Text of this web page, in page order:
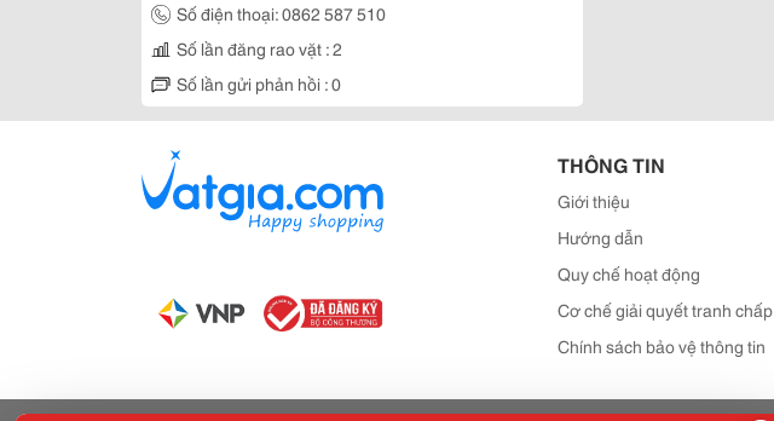
Số điện thoại: 0862 587 510
Số lần đăng rao vặt : 2
Số lần gửi phản hồi : 0
THÔNG TIN
Giới thiệu
Hướng dẫn
Quy chế hoạt động
Cơ chế giải quyết tranh chấp
Chính sách bảo vệ thông tin